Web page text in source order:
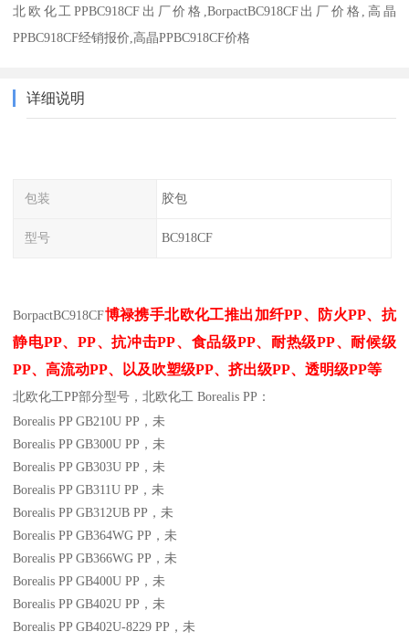
北欧化工PPBC918CF出厂价格,BorpactBC918CF出厂价格,高晶
PPBC918CF经销报价,高晶PPBC918CF价格
详细说明
包装 胶包
型号 BC918CF
BorpactBC918CF博禄携手北欧化工推出加纤PP、防火PP、抗
静电PP、PP、抗冲击PP、食品级PP、耐热级PP、耐候级
PP、高流动PP、以及吹塑级PP、挤出级PP、透明级PP等
北欧化工PP部分型号，北欧化工 Borealis PP：
Borealis PP GB210U PP ，未
Borealis PP GB300U PP ，未
Borealis PP GB303U PP ，未
Borealis PP GB311U PP ，未
Borealis PP GB312UB PP ，未
Borealis PP GB364WG PP ，未
Borealis PP GB366WG PP ，未
Borealis PP GB400U PP ，未
Borealis PP GB402U PP ，未
Borealis PP GB402U-8229 PP ，未